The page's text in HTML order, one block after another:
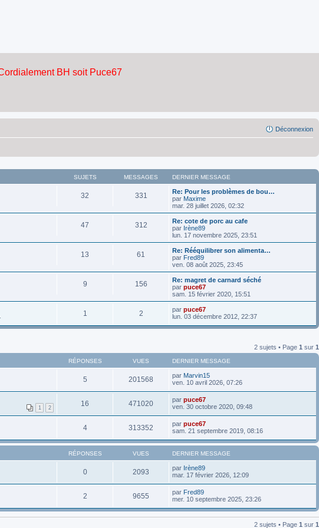
Déconnexion
SUJETS MESSAGES DERNIER MESSAGE
32 331
Re: Pour les problèmes de bou…
par Maxime
mar. 28 juillet 2026, 02:32
47 312
Re: cote de porc au cafe
par Irène89
lun. 17 novembre 2025, 23:51
13 61
Re: Rééquilibrer son alimenta…
par Fred89
ven. 08 août 2025, 23:45
9 156
Re: magret de carnard séché
par puce67
sam. 15 février 2020, 15:51
1 2 par puce67
lun. 03 décembre 2012, 22:37
2 sujets • Page 1 sur 1
RÉPONSES VUES DERNIER MESSAGE
5 201568 par Marvin15
ven. 10 avril 2026, 07:26
1 2 16 471020 par puce67
ven. 30 octobre 2020, 09:48
4 313352 par puce67
sam. 21 septembre 2019, 08:16
RÉPONSES VUES DERNIER MESSAGE
0 2093 par Irène89
mar. 17 février 2026, 12:09
2 9655 par Fred89
mer. 10 septembre 2025, 23:26
2 sujets • Page 1 sur 1